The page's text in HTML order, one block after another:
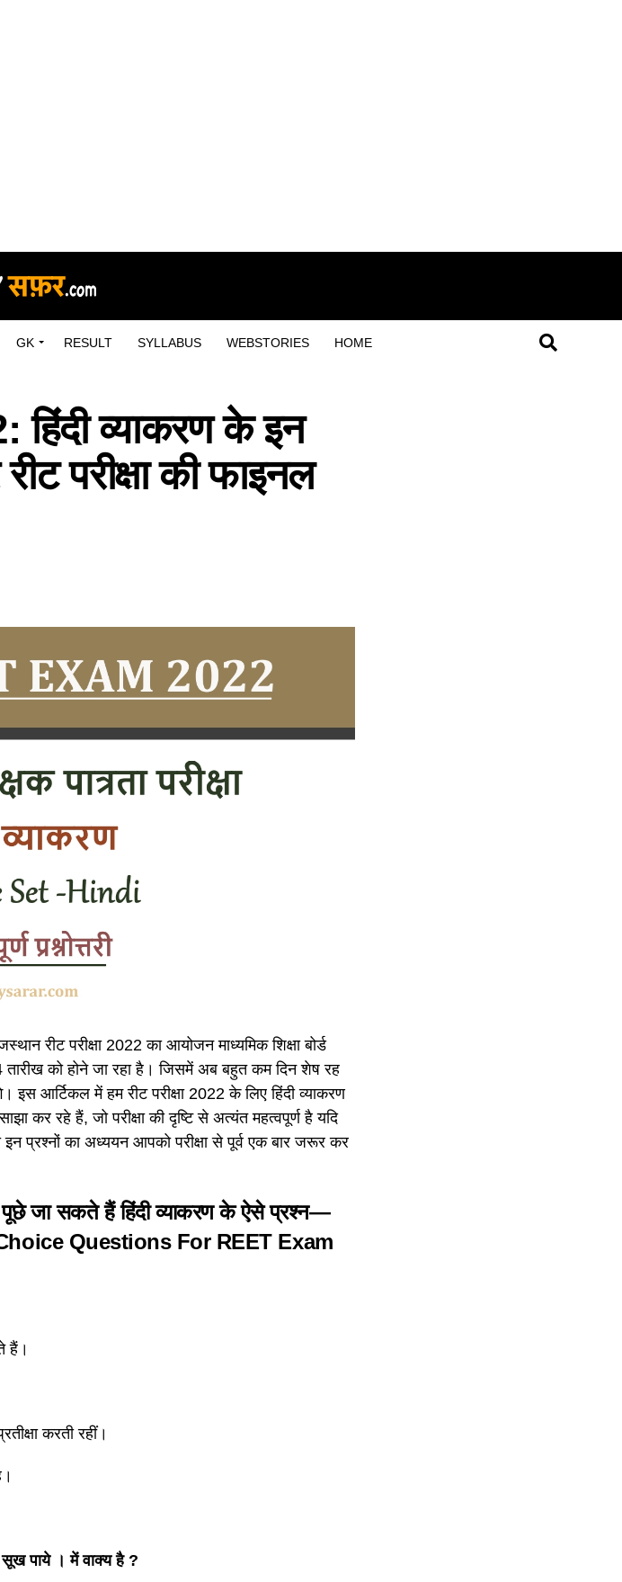
GK RESULT SYLLABUS WEBSTORIES HOME
व्याकरण के इन
परीक्षा की फाइनल
रीट परीक्षा 2022 का आयोजन माध्यमिक शिक्षा बोर्ड
तारीख को होने जा रहा है। जिसमें अब बहुत कम दिन शेष रह
इस आर्टिकल में हम रीट परीक्षा 2022 के लिए हिंदी व्याकरण
कर रहे हैं, जो परीक्षा की दृष्टि से अत्यंत महत्वपूर्ण है यदि
इन प्रश्नों का अध्ययन आपको परीक्षा से पूर्व एक बार जरूर कर
में पूछे जा सकते हैं हिंदी व्याकरण के ऐसे प्रश्न—
Questions For REET Exam
हैं।
करती रहीं।
पाये । में वाक्य है ?